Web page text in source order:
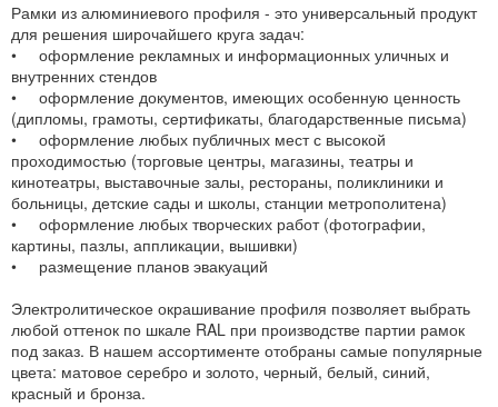
Рамки из алюминиевого профиля - это универсальный продукт
для решения широчайшего круга задач:
• оформление рекламных и информационных уличных и
внутренних стендов
• оформление документов, имеющих особенную ценность
(дипломы, грамоты, сертификаты, благодарственные письма)
• оформление любых публичных мест с высокой
проходимостью (торговые центры, магазины, театры и
кинотеатры, выставочные залы, рестораны, поликлиники и
больницы, детские сады и школы, станции метрополитена)
• оформление любых творческих работ (фотографии,
картины, пазлы, аппликации, вышивки)
• размещение планов эвакуаций
Электролитическое окрашивание профиля позволяет выбрать
любой оттенок по шкале RAL при производстве партии рамок
под заказ. В нашем ассортименте отобраны самые популярные
цвета: матовое серебро и золото, черный, белый, синий,
красный и бронза.